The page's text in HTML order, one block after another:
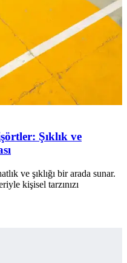
Şıklık ve
ve şıklığı bir arada sunar.
kişisel tarzınızı